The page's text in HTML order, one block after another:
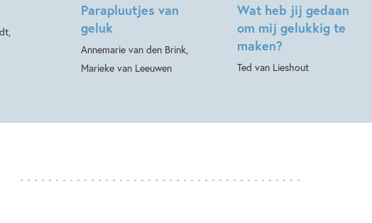
Parapluutjes van
geluk
Annemarie van den Brink,
Marieke van Leeuwen
Wat heb jij gedaan
om mij gelukkig te
maken?
Ted van Lieshout